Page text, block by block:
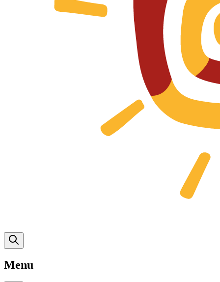
Menu